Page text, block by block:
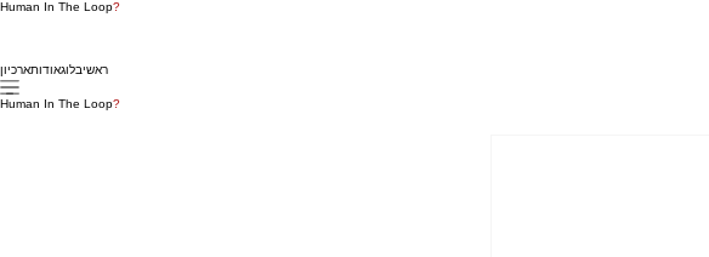
Human In The Loop?
ארכיוןאודותבלוגראשי
Human In The Loop?